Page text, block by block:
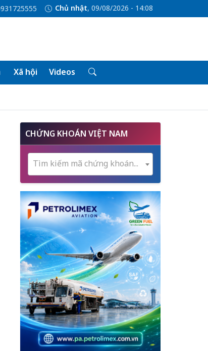
Chủ nhật, 09/08/2026 - 14:08
Xã hội Videos
CHỨNG KHOÁN VIỆT NAM
Tìm kiếm mã chứng khoán...